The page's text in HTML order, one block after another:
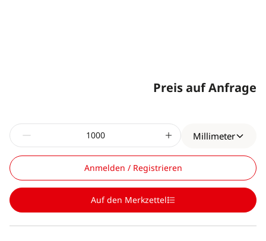
Preis auf Anfrage
Millimeter
Anmelden / Registrieren
Auf den Merkzettel